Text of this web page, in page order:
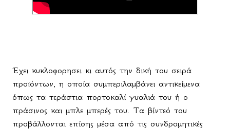
Έχει κυκλοφορησει κι αυτός την δική του σειρά
προϊόντων, η οποία συμπεριλαμβάνει αντικείμενα
όπως τα τεράστια πορτοκαλί γυαλιά του ή ο
πράσινος και μπλε μπερές του. Τα βίντεό του
προβάλλονται επίσης μέσα από τις συνδρομητικές